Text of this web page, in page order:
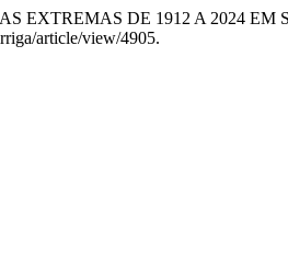
EXTREMAS DE 1912 A 2024
article/view/4905.